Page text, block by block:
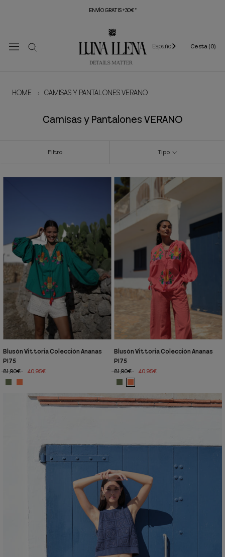
ENVÍO GRATIS +30€*
Español Cesta (0)
HOME › CAMISAS Y PANTALONES VERANO
Camisas y Pantalones VERANO
Filtro Tipo
Blusón Vittoria Colección Ananas
PI75
81,90€
40,95€
Blusón Vittoria Colección Ananas
PI75
81,90€
40,95€